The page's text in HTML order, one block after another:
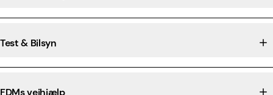
Test & Bilsyn
FDMs vejhjælp